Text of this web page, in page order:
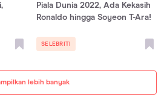
lebih banyak
Piala Dunia 2022, Ada Kekasih
Ronaldo hingga Soyeon T-Ara!
SELEBRITI